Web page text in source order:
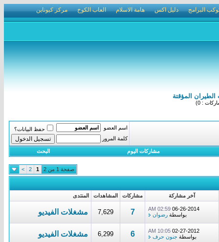
البرامج دليل اكس هامة الاسلام العاب الكوخ مركز كيوناين
المؤقتة
: 0)
اسم العضو
حفظ البيانات؟
كلمة المرور
مشاركات اليوم البحث
صفحة 1 من 2 1
2
>
آخر مشاركة مشاركات المشاهدات المنتدى
06-26-2014
02:59 AM
بواسطة رضوان 7
7,629 مشغلات الفيديو
02-27-2012
10:05 AM
بواسطة جنون حرف 6
6,299 مشغلات الفيديو